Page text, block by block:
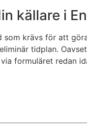
källare i
som krävs för att
tidplan.
formuläret redan